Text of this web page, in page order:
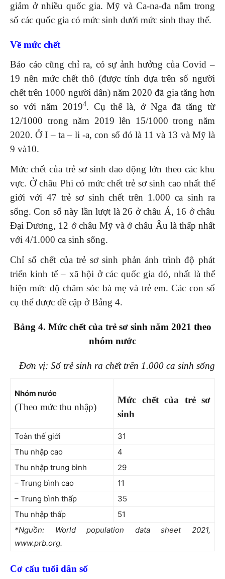
giảm ở nhiều quốc gia. Mỹ và Ca-na-đa nằm trong
số các quốc gia có mức sinh dưới mức sinh thay thế.
Về mức chết
Báo cáo cũng chỉ ra, có sự ảnh hưởng của Covid –
19 nên mức chết thô (được tính dựa trên số người
chết trên 1000 người dân) năm 2020 đã gia tăng hơn
so với năm 20194. Cụ thể là, ở Nga đã tăng từ
12/1000 trong năm 2019 lên 15/1000 trong năm
2020. Ở I – ta – li -a, con số đó là 11 và 13 và Mỹ là
9 và10.
Mức chết của trẻ sơ sinh dao động lớn theo các khu
vực. Ở châu Phi có mức chết trẻ sơ sinh cao nhất thế
giới với 47 trẻ sơ sinh chết trên 1.000 ca sinh ra
sống. Con số này lần lượt là 26 ở châu Á, 16 ở châu
Đại Dương, 12 ở châu Mỹ và ở châu Âu là thấp nhất
với 4/1.000 ca sinh sống.
Chỉ số chết của trẻ sơ sinh phản ánh trình độ phát
triển kinh tế – xã hội ở các quốc gia đó, nhất là thể
hiện mức độ chăm sóc bà mẹ và trẻ em. Các con số
cụ thể được đề cập ở Bảng 4.
Bảng 4. Mức chết của trẻ sơ sinh năm 2021 theo
nhóm nước
Đơn vị: Số trẻ sinh ra chết trên 1.000 ca sinh sống
Nhóm nước
(Theo mức thu nhập)
Mức chết của trẻ sơ
sinh
Toàn thế giới
31
Thu nhập cao
4
Thu nhập trung bình
29
– Trung bình cao
11
– Trung bình thấp
35
Thu nhập thấp
51
*Nguồn: World population data sheet 2021,
www.prb.org.
Cơ cấu tuổi dân số